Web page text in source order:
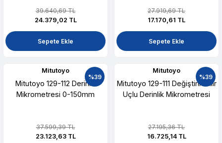
39.640,69 TL
24.379,02 TL
Sepete Ekle
27.919,69 TL
17.170,61 TL
Sepete Ekle
%39
Mitutoyo
Mitutoyo 129-112 Derinlik
Mikrometresi 0-150mm
37.599,39 TL
23.123,63 TL
%39
Mitutoyo
Mitutoyo 129-111 Değiştirilebilir
Uçlu Derinlik Mikrometresi
27.195,36 TL
16.725,14 TL